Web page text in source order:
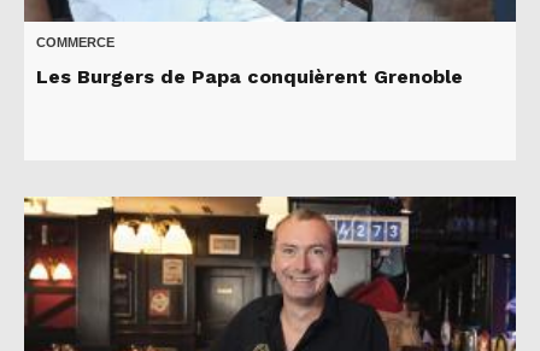
COMMERCE
Les Burgers de Papa conquièrent Grenoble